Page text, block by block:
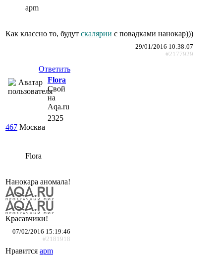
apm
Как классно то, будут скалярии с повадками нанокар)))
29/01/2016 10:38:07
#2177929
Ответить
Flora
Свой
на
Aqa.ru
2325
467 Москва
Flora
Нанокара аномала!
Красавчики!
07/02/2016 15:19:46
#2181918
Нравится apm